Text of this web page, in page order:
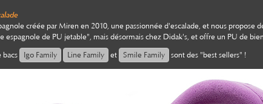
créée par Miren en 2010, une passionnée d'escalade, et nous propose
espagnole de PU jetable", mais désormais chez Didak's, et offre un PU de
bacs
Igo Family Line Family et Smile Family sont des "best sellers" !